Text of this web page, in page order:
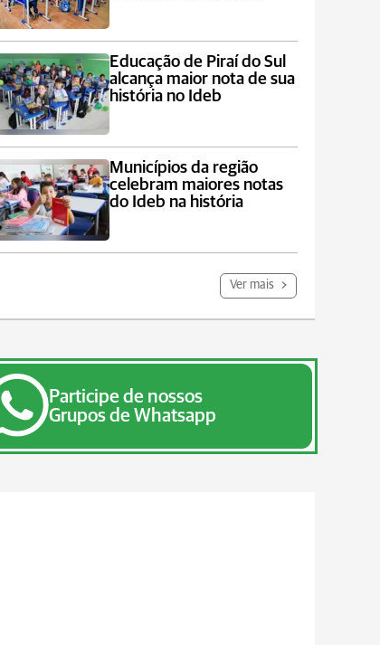
Educação de Piraí do Sul
alcança maior nota de sua
história no Ideb
Municípios da região
celebram maiores notas
do Ideb na história
Ver mais
Participe de nossos
Grupos de Whatsapp